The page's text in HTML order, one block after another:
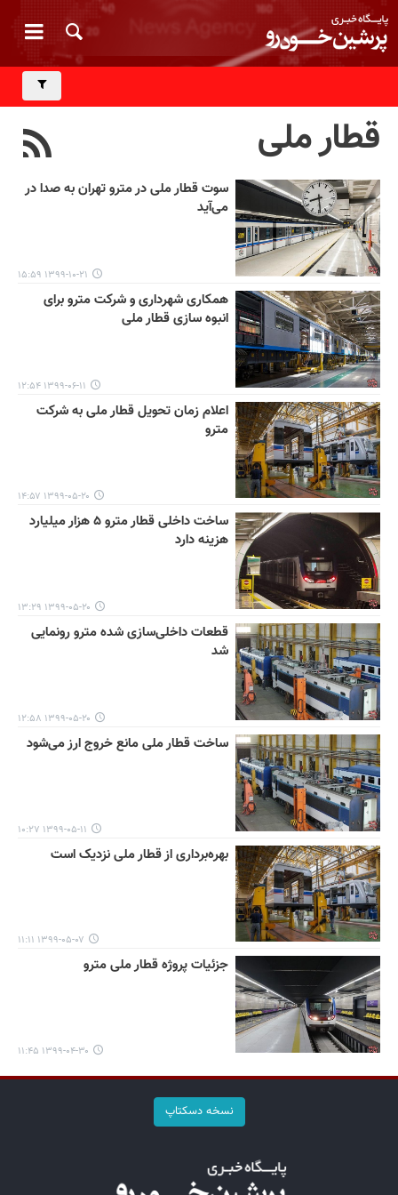
قطار ملی
سوت قطار ملی در مترو تهران به صدا در
می‌آید
۱۳۹۹-۱۰-۲۱ ۱۵:۵۹
همکاری شهرداری و شرکت مترو برای
انبوه سازی قطار ملی
۱۳۹۹-۰۶-۱۱ ۱۲:۵۴
اعلام زمان تحویل قطار ملی به شرکت
مترو
۱۳۹۹-۰۵-۲۰ ۱۴:۵۷
ساخت داخلی قطار مترو ۵ هزار میلیارد
هزینه دارد
۱۳۹۹-۰۵-۲۰ ۱۳:۲۹
قطعات داخلی‌سازی شده مترو رونمایی
شد
۱۳۹۹-۰۵-۲۰ ۱۲:۵۸
ساخت قطار ملی مانع خروج ارز می‌شود
۱۳۹۹-۰۵-۱۱ ۱۰:۲۷
بهره‌برداری از قطار ملی نزدیک است
۱۳۹۹-۰۵-۰۷ ۱۱:۱۱
جزئیات پروژه قطار ملی مترو
۱۳۹۹-۰۴-۳۰ ۱۱:۴۵
نسخه دسکتاپ